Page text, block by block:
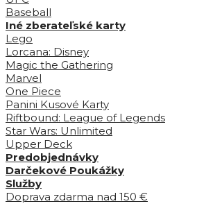
Baseball
Iné zberateľské karty
Lego
Lorcana: Disney
Magic the Gathering
Marvel
One Piece
Panini Kusové Karty
Riftbound: League of Legends
Star Wars: Unlimited
Upper Deck
Predobjednávky
Darčekové Poukážky
Služby
Doprava zdarma nad 150 €